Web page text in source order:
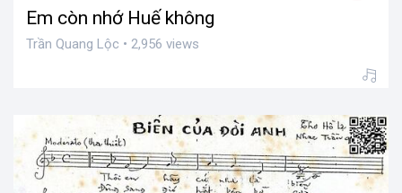
Em còn nhớ Huế không
Trần Quang Lộc • 2,956 views